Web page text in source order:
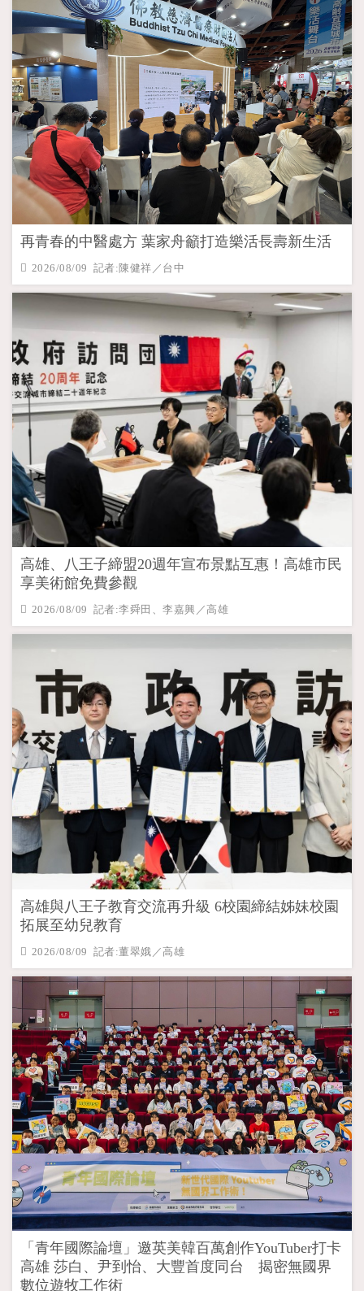
再青春的中醫處方 葉家舟籲打造樂活長壽新生活
2026/08/09 記者:陳健祥／台中
高雄、八王子締盟20週年宣布景點互惠！高雄市民
享美術館免費參觀
2026/08/09 記者:李舜田、李嘉興／高雄
高雄與八王子教育交流再升級 6校園締結姊妹校園
拓展至幼兒教育
2026/08/09 記者:董翠娥／高雄
「青年國際論壇」邀英美韓百萬創作YouTuber打卡
高雄 莎白、尹到怡、大豐首度同台 揭密無國界
數位遊牧工作術